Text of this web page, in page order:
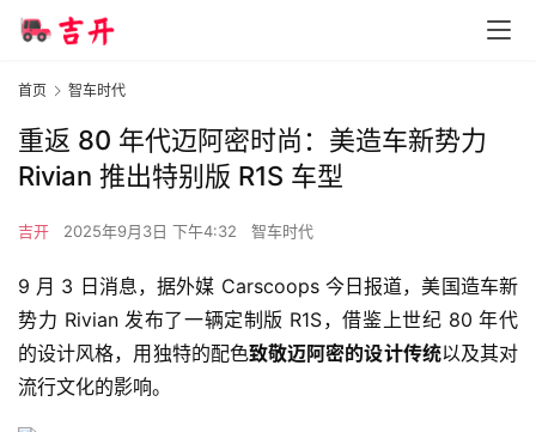
首页 智车时代
重返 80 年代迈阿密时尚：美造车新势力
Rivian 推出特别版 R1S 车型
吉开 2025年9月3日 下午4:32 智车时代
9 月 3 日消息，据外媒 Carscoops 今日报道，美国造车新
势力 Rivian 发布了一辆定制版 R1S，借鉴上世纪 80 年代
的设计风格，用独特的配色致敬迈阿密的设计传统以及其对
流行文化的影响。